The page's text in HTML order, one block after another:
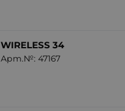
WIRELESS 34
Арт.№: 47167